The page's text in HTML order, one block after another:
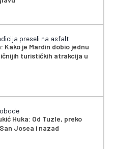
preseli na asfalt
Kako je Mardin dobio jednu
turističkih atrakcija u
Huka: Od Tuzle, preko
Josea i nazad